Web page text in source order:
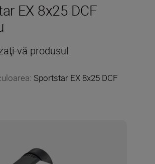
EX 8x25 DCF
vă produsul
: Sportstar EX 8x25 DCF